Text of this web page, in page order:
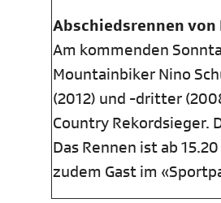
Abschiedsrennen von
Am kommenden
Mountainbiker Nino
(2012) und -dritter
Country Rekordsieger.
Das Rennen ist ab
zudem Gast im